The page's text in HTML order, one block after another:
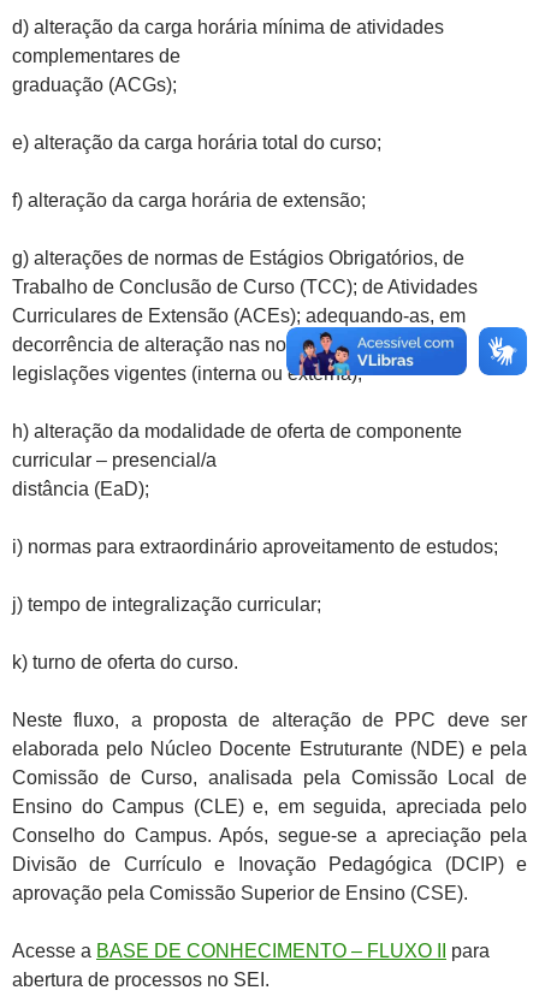
d) alteração da carga horária mínima de atividades
complementares de
graduação (ACGs);
e) alteração da carga horária total do curso;
f) alteração da carga horária de extensão;
g) alterações de normas de Estágios Obrigatórios, de
Trabalho de Conclusão de Curso (TCC); de Atividades
Curriculares de Extensão (ACEs); adequando-as, em
decorrência de alteração nas normativas e/ou de
legislações vigentes (interna ou externa);
h) alteração da modalidade de oferta de componente
curricular – presencial/a
distância (EaD);
i) normas para extraordinário aproveitamento de estudos;
j) tempo de integralização curricular;
k) turno de oferta do curso.
Neste fluxo, a proposta de alteração de PPC deve ser
elaborada pelo Núcleo Docente Estruturante (NDE) e pela
Comissão de Curso, analisada pela Comissão Local de
Ensino do Campus (CLE) e, em seguida, apreciada pelo
Conselho do Campus. Após, segue-se a apreciação pela
Divisão de Currículo e Inovação Pedagógica (DCIP) e
aprovação pela Comissão Superior de Ensino (CSE).
Acesse a BASE DE CONHECIMENTO – FLUXO II
para
abertura de processos no SEI.